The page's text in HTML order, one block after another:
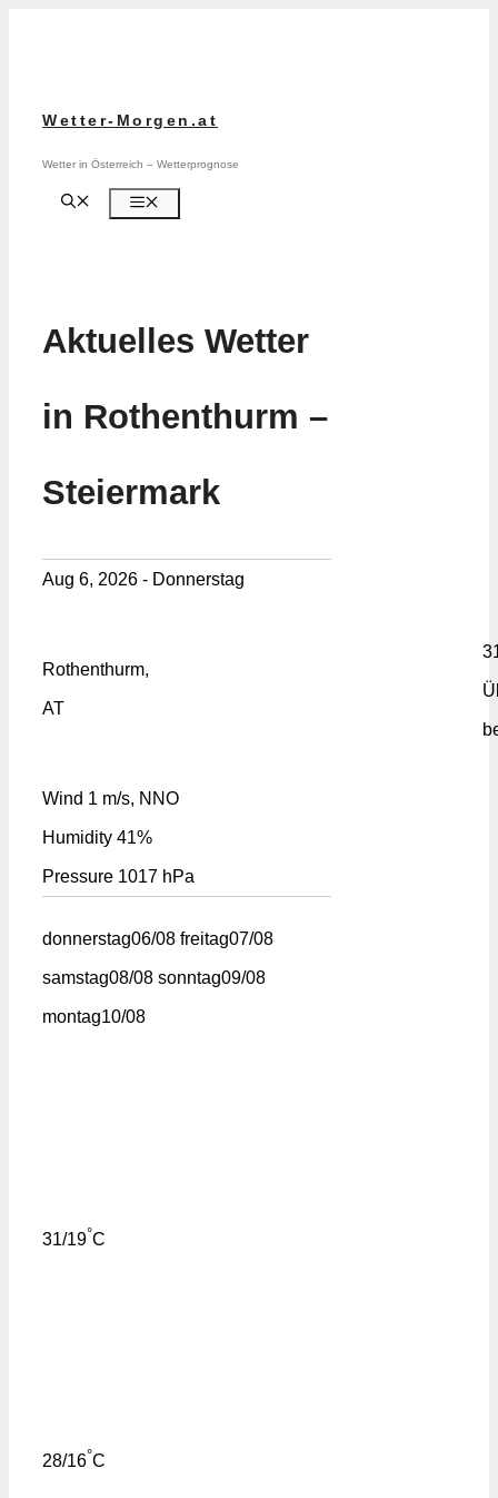
Wetter-Morgen.at
Wetter in Österreich – Wetterprognose
Aktuelles Wetter
in Rothenthurm –
Steiermark
Aug 6, 2026 - Donnerstag
Rothenthurm,
AT
Wind 1 m/s, NNO
Humidity 41%
Pressure 1017 hPa
donnerstag06/08 freitag07/08
samstag08/08 sonntag09/08
montag10/08
31/19°C
28/16°C